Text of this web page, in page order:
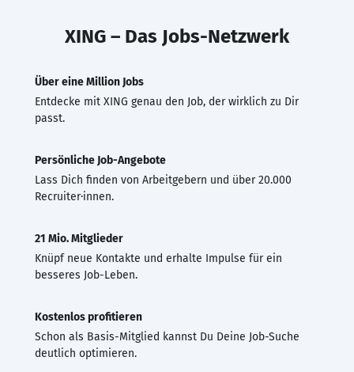
XING – Das Jobs-Netzwerk
Über eine Million Jobs
Entdecke mit XING genau den Job, der wirklich zu Dir
passt.
Persönliche Job-Angebote
Lass Dich finden von Arbeitgebern und über 20.000
Recruiter·innen.
21 Mio. Mitglieder
Knüpf neue Kontakte und erhalte Impulse für ein
besseres Job-Leben.
Kostenlos profitieren
Schon als Basis-Mitglied kannst Du Deine Job-Suche
deutlich optimieren.